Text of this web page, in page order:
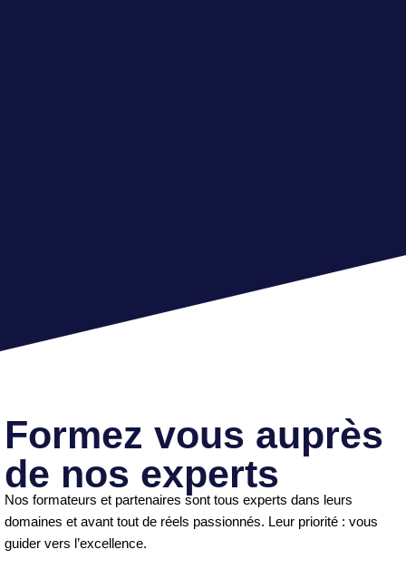
Formez vous auprès
de nos experts
Nos formateurs et partenaires sont tous experts dans leurs
domaines et avant tout de réels passionnés. Leur priorité : vous
guider vers l’excellence.